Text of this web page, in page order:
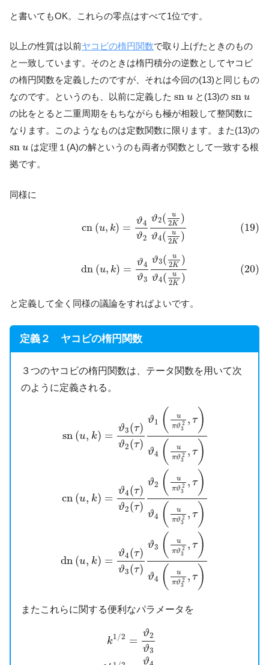
と書いてもOK。これらの零点はすべて1位です。
以上の性質は以前ヤコビの楕円関数で取り上げたときのもの
と一致しています。そのときは楕円積分の逆数としてヤコビ
の楕円関数を定義したのですが、それは今回の(13)と同じもの
なのです。というのも、以前に定義した sn u
sn uと(13)の sn u
sn u
の比をとると二重周期をもちながらも極が相殺して整関数に
なります。このようなものは定数関数に限ります。また(13)の
sn u
sn uは定理１(A)の解というのも両者が関数として一致する根
拠です。
同様に
cn (u, k) =
ϑ4
ϑ2
ϑ2( u
2K )
ϑ4( u
2K )
(19)
u 2K) ϑ4
dn (u, k) =
ϑ4
ϑ3
ϑ3( u
2K )
ϑ4( u
2K )
(20)
u 2K)ϑ4
と定義して全く同様の議論をすればよいです。
定義２ ヤコビの楕円関数
３つのヤコビの楕円関数は、テータ関数を用いて次
のように定義される。
sn (u, k) =
ϑ3(τ)
ϑ2(τ)
ϑ1 (
u
πϑ 2
3
, τ)
ϑ4 (
u
πϑ 2
3
, τ)
cn (u, k) =
ϑ4(τ)
ϑ2(τ)
ϑ2 (
u
πϑ 2
3
, τ)
ϑ4 (
u
πϑ 2
3
, τ)
dn (u, k) =
ϑ4(τ)
ϑ3(τ)
ϑ3 (
u
πϑ 2
3
, τ)
ϑ4 (
u
πϑ 2
3
, τ)
uπ ,τ
またこれらに関する便利なパラメータを
k1/2 =
ϑ2
ϑ3
ϑ
3